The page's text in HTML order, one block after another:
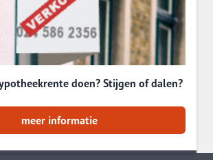
doen? Stijgen of dalen?
meer informatie